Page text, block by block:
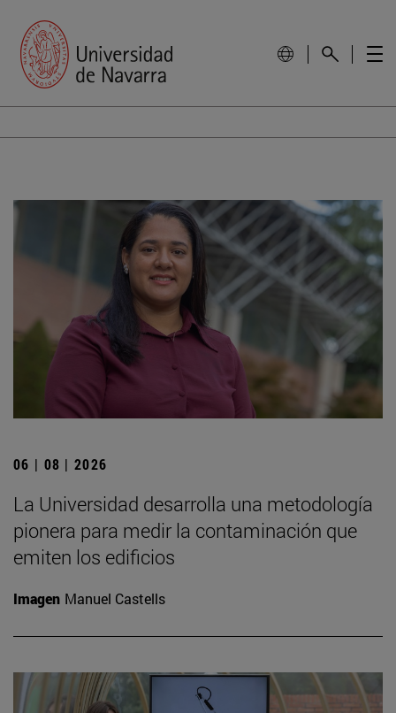
06 | 08 | 2026
La Universidad desarrolla una metodología
pionera para medir la contaminación que
emiten los edificios
Imagen Manuel Castells